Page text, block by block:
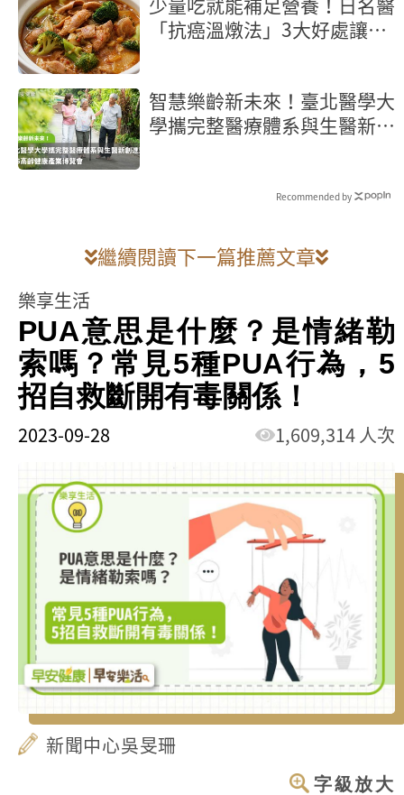
「抗癌溫燉法」3大好處讓癌
智慧樂齡新未來！臺北醫學大
學攜完整醫療體系與生醫新創
Recommended by
繼續閱讀下一篇推薦文章
樂享生活
PUA意思是什麼？是情緒勒
索嗎？常見5種PUA行為，5
招自救斷開有毒關係！
2023-09-28 1,609,314 人次
新聞中心吳旻珊
字級放大